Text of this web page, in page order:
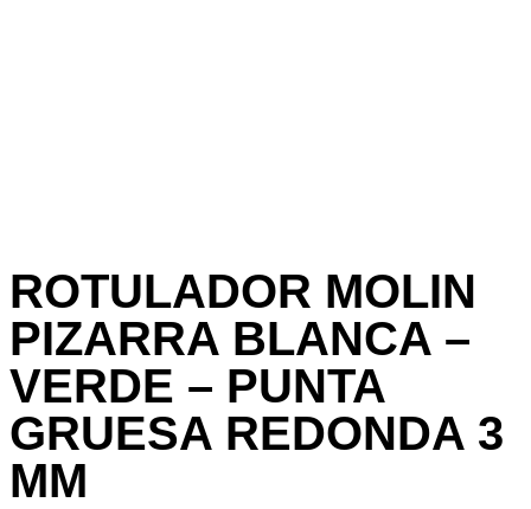
ROTULADOR MOLIN
PIZARRA BLANCA –
VERDE – PUNTA
GRUESA REDONDA 3
MM